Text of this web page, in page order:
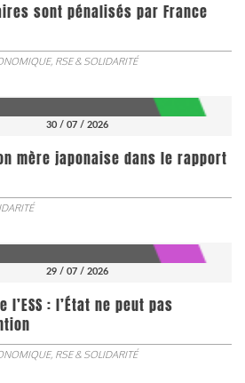
sont pénalisés par France
RSE & SOLIDARITÉ
30 / 07 / 2026
mère japonaise dans le rapport
29 / 07 / 2026
: l’État ne peut pas
RSE & SOLIDARITÉ